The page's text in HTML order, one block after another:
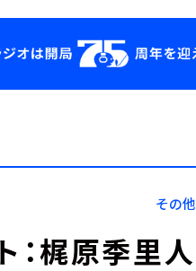
YouTube
その他
梶原季里人